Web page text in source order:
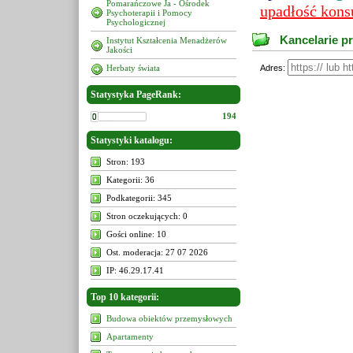
Pomarańczowe Ja - Ośrodek
Psychoterapii i Pomocy
Psychologicznej
Instytut Kształcenia Menadżerów
Jakości
Herbaty świata
Statystyka PageRank:
194
Statystyki katalogu:
Stron: 193
Kategorii: 36
Podkategorii: 345
Stron oczekujących: 0
Gości online: 10
Ost. moderacja: 27 07 2026
IP: 46.29.17.41
Top 10 kategorii:
Budowa obiektów przemysłowych
Apartamenty
upadłość
Kancelarie
Adres: